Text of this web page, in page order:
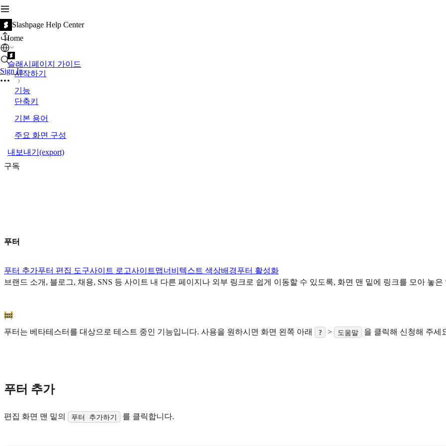
Slashpage Help Center
Sign In
Home
슬래시페이지 가이드
시작하기
기능
단축키
기본 용어
주요 화면 구성
내보내기(export)
구독
푸터
푸터 추가푸터 편집 도구사이트 로고사이트맵너비 텍스트 색상배경푸터 활성화
브랜드 소개, 블로그, 채용, SNS 등 사이트 내 다른 페이지나 외부 링크로 쉽게 이동할 수 있도록, 화면 맨 밑에 링크를 모아 놓은
푸터는 베타테스터를 대상으로 테스트 중인 기능입니다. 사용을 원하시면 화면 왼쪽 아래 ? > 도움말 을 클릭해 신청해 주세
푸터 추가
편집 화면 맨 밑의 푸터 추가하기 를 클릭합니다.